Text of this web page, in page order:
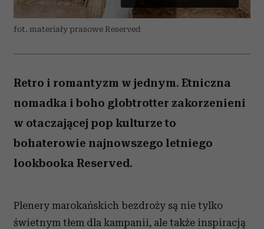
fot. materiały prasowe Reserved
Retro i romantyzm w jednym. Etniczna
nomadka i boho globtrotter zakorzenieni
w otaczającej pop kulturze to
bohaterowie najnowszego letniego
lookbooka Reserved.
Plenery marokańskich bezdroży są nie tylko
świetnym tłem dla kampanii, ale także inspiracją